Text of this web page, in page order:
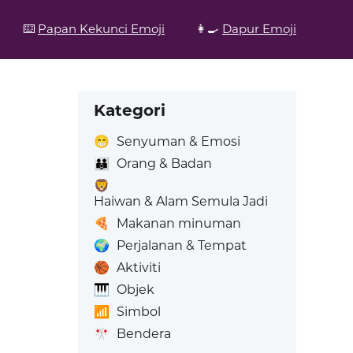
⌨️ Papan Kekunci Emoji 👩‍🍳 Dapur Emoji
Kategori
😁 Senyuman & Emosi
👪
Orang & Badan
🦁
Haiwan & Alam Semula Jadi
🍕
Makanan minuman
🌍 Perjalanan & Tempat
🏀 Aktiviti
🎹 Objek
📶
Simbol
🎌 Bendera